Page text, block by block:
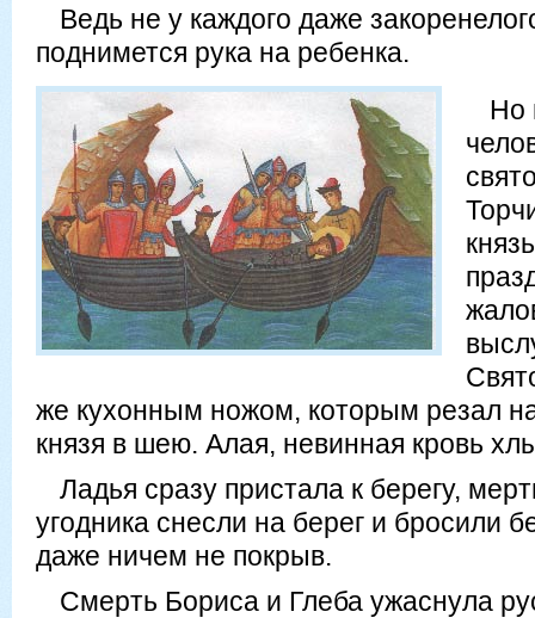
Ведь не у каждого даже
поднимется рука на ребенка.
Но
же кухонным ножом, которым резал
князя в шею. Алая, невинная кровь
Ладья сразу пристала к берегу,
угодника снесли на берег и бросили
даже ничем не покрыв.
Смерть Бориса и Глеба ужаснула